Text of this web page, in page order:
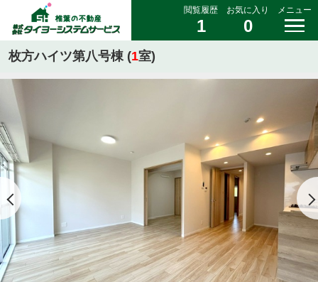
閲覧履歴
1
お気に入り
0
メニュー
枚方ハイツ第八号棟 (1室)